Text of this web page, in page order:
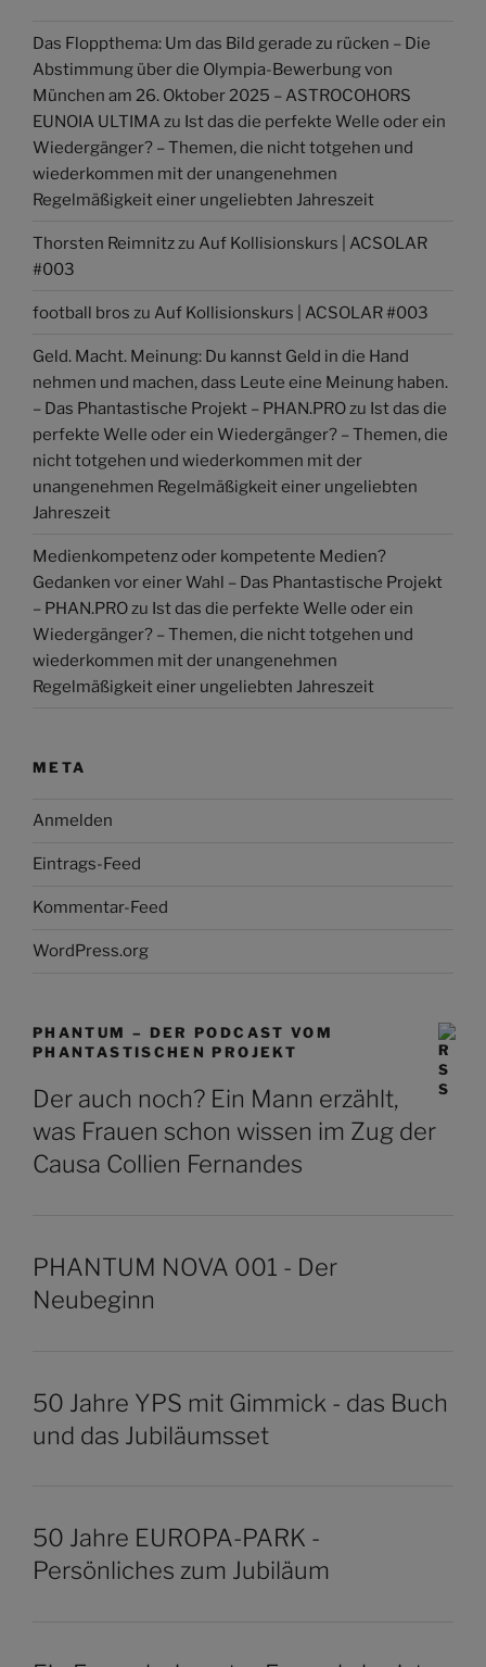
Das Floppthema: Um das Bild gerade zu rücken – Die
Abstimmung über die Olympia-Bewerbung von
München am 26. Oktober 2025 – ASTROCOHORS
EUNOIA ULTIMA zu Ist das die perfekte Welle oder ein
Wiedergänger? – Themen, die nicht totgehen und
wiederkommen mit der unangenehmen
Regelmäßigkeit einer ungeliebten Jahreszeit
Thorsten Reimnitz zu Auf Kollisionskurs | ACSOLAR
#003
football bros zu Auf Kollisionskurs | ACSOLAR #003
Geld. Macht. Meinung: Du kannst Geld in die Hand
nehmen und machen, dass Leute eine Meinung haben.
– Das Phantastische Projekt – PHAN.PRO zu Ist das die
perfekte Welle oder ein Wiedergänger? – Themen, die
nicht totgehen und wiederkommen mit der
unangenehmen Regelmäßigkeit einer ungeliebten
Jahreszeit
Medienkompetenz oder kompetente Medien?
Gedanken vor einer Wahl – Das Phantastische Projekt
– PHAN.PRO zu Ist das die perfekte Welle oder ein
Wiedergänger? – Themen, die nicht totgehen und
wiederkommen mit der unangenehmen
Regelmäßigkeit einer ungeliebten Jahreszeit
META
Anmelden
Eintrags-Feed
Kommentar-Feed
WordPress.org
PHANTUM – DER PODCAST VOM
PHANTASTISCHEN PROJEKT
Der auch noch? Ein Mann erzählt,
was Frauen schon wissen im Zug der
Causa Collien Fernandes
PHANTUM NOVA 001 - Der
Neubeginn
50 Jahre YPS mit Gimmick - das Buch
und das Jubiläumsset
50 Jahre EUROPA-PARK -
Persönliches zum Jubiläum